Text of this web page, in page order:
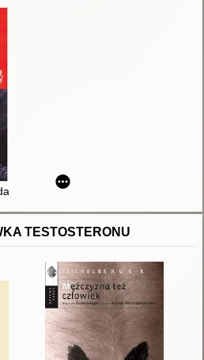
: istota zjawiska : zasady
TESTOSTERONU